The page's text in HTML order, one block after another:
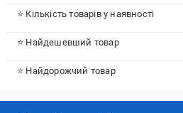
⭐ Кількість товарів у наявності
⭐ Найдешевший товар
⭐ Найдорожчий товар